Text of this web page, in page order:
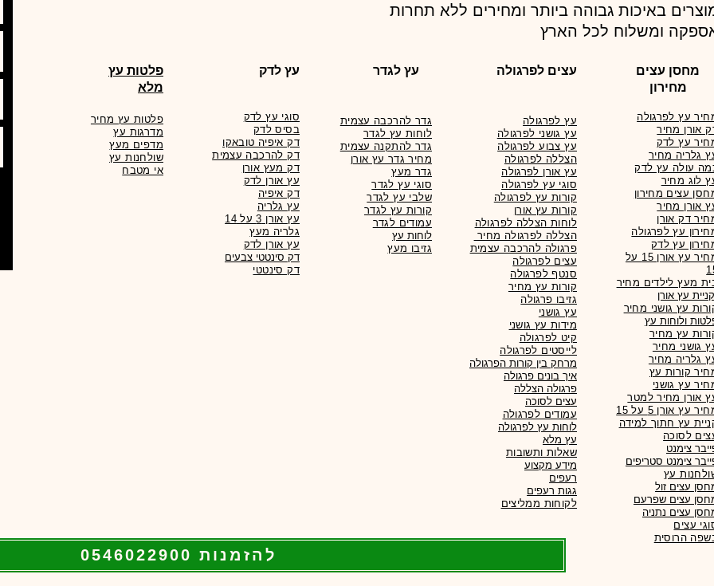
להזמנות 0546022900
באיכות גבוהה ביותר ומחירים ללא תחרות
ומשלוח לכל הארץ
פלטות עץ
מלא
פלטות עץ מחיר
מדרגות עץ
מדפים מעץ
שולחנות עץ
אי מטבח
עץ לדק
סוגי עץ לדק
בסיס לדק
דק איפיה טובאקו
דק להרכבה עצמית
דק מעץ אורן
עץ אורן לדק
דק איפיה
עץ גלריה
עץ אורן 3 על 14
גלריה מעץ
עץ אורן לדק
דק סינטטי צבעים
עץ לגדר
גדר להרכבה עצמית
לוחות עץ לגדר
גדר להתקנה עצמית
מחיר גדר עץ אורן
גדר מעץ
סוגי עץ לגדר
שלבי עץ לגדר
קורות עץ לגדר
עמודים לגדר
לוחות עץ
גזיבו מעץ
עצים לפרגולה
עץ לפרגולה
עץ גושני לפרגולה
עץ צבוע לפרגולה
הצללה לפרגולה
עץ אורן לפרגולה
סוגי עץ לפרגולה
קורות עץ לפרגולה
קורות עץ אורן
לוחות הצללה לפרגולה
הצללה לפרגולה מחיר
פרגולה להרכבה עצמית
עצים לפרגולה
סנטף לפרגולה
קורות עץ מחיר
גזיבו פרגולה
עץ גושני
מידות עץ גושני
קיט לפרגולה
לייסטים לפרגולה
מרחק בין קורות הפרגולה
איך בונים פרגולה
פרגולה הצללה
עצים לסוכה
עמודים לפרגולה
לוחות עץ לפרגולה
עץ מלא
שאלות ותשובות
מידע מקצוע
רעפים
גגות רעפים
לקוחות ממליצים
מחסן עצים
מחירון
עץ לפרגולה
אורן מחיר
עץ לדק
גלריה מחיר
עולה עץ לדק
לוג מחיר
עצים מחירון
אורן מחיר
דק אורן
עץ לפרגולה
עץ לדק
מחיר עץ אורן 15 על
מעץ לילדים מחיר
עץ גושני מחיר
ולוחות עץ
עץ מחיר
גושני מחיר
גלריה מחיר
קורות עץ
עץ גושני
אורן מחיר למטר
עץ אורן 5 על 15
עץ חתוך למידה
לסוכה
צימנט
צימנט סטריפים
עץ
עצים זול
עצים שפרעם
עצים נתניה
עצים
הרוסית